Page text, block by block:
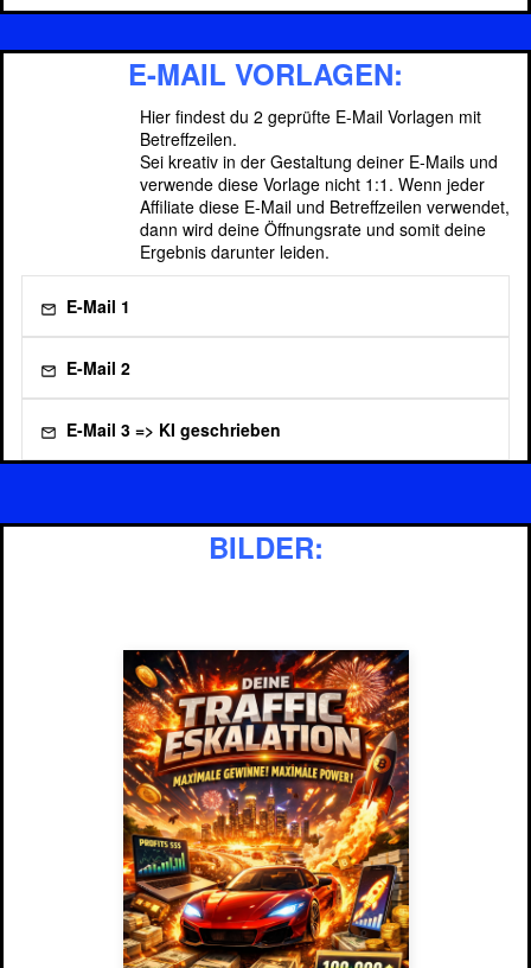
E-MAIL VORLAGEN:
Hier findest du 2 geprüfte E-Mail Vorlagen mit
Betreffzeilen.
Sei kreativ in der Gestaltung deiner E-Mails und
verwende diese Vorlage nicht 1:1. Wenn jeder
Affiliate diese E-Mail und Betreffzeilen verwendet,
dann wird deine Öffnungsrate und somit deine
Ergebnis darunter leiden.
E-Mail 1
E-Mail 2
E-Mail 3 => KI geschrieben
Klicke hier und lasse einfach die KI für Dich
BILDER: